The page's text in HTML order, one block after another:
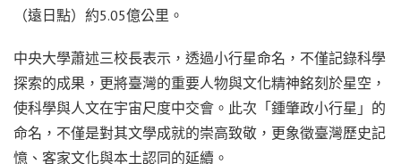
（遠日點）約5.05億公里。
中央大學蕭述三校長表示，透過小行星命名，不僅記錄科學
探索的成果，更將臺灣的重要人物與文化精神銘刻於星空，
使科學與人文在宇宙尺度中交會。此次「鍾肇政小行星」的
命名，不僅是對其文學成就的崇高致敬，更象徵臺灣歷史記
憶、客家文化與本土認同的延續。